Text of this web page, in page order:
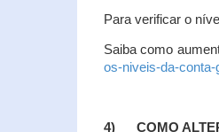
Para verificar o
Saiba como
os-niveis-da-conta-
4) COMO